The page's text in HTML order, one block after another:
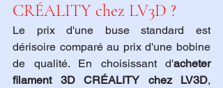
CRÉALITY chez LV3D ?
Le prix d'une buse standard est
dérisoire comparé au prix d'une bobine
de qualité. En choisissant d'acheter
filament 3D CRÉALITY chez LV3D,